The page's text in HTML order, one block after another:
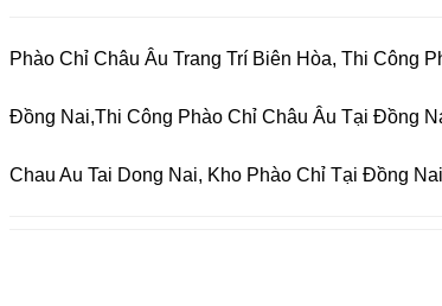
Phào Chỉ Châu Âu Trang Trí Biên Hòa, Thi Công
Đồng Nai,Thi Công Phào Chỉ Châu Âu Tại Đồng
Chau Au Tai Dong Nai, Kho Phào Chỉ Tại Đồng Nai